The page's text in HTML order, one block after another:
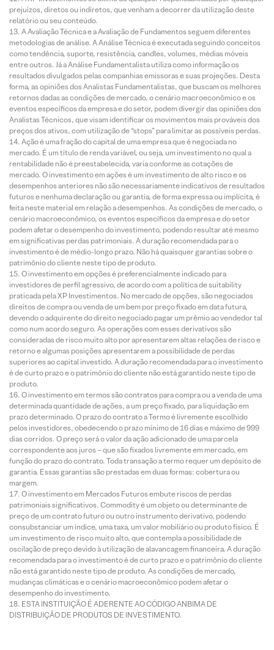
prejuízos, diretos ou indiretos, que venham a decorrer da utilização deste
relatório ou seu conteúdo.
A Avaliação Técnica e a Avaliação de Fundamentos seguem diferentes
metodologias de análise. A Análise Técnica é executada seguindo conceitos
como tendência, suporte, resistência, candles, volumes, médias móveis
entre outros. Já a Análise Fundamentalista utiliza como informação os
resultados divulgados pelas companhias emissoras e suas projeções. Desta
forma, as opiniões dos Analistas Fundamentalistas, que buscam os melhores
retornos dadas as condições de mercado, o cenário macroeconômico e os
eventos específicos da empresa e do setor, podem divergir das opiniões dos
Analistas Técnicos, que visam identificar os movimentos mais prováveis dos
preços dos ativos, com utilização de “stops” para limitar as possíveis perdas.
Ação é uma fração do capital de uma empresa que é negociada no
mercado. É um título de renda variável, ou seja, um investimento no qual a
rentabilidade não é preestabelecida, varia conforme as cotações de
mercado. O investimento em ações é um investimento de alto risco e os
desempenhos anteriores não são necessariamente indicativos de resultados
futuros e nenhuma declaração ou garantia, de forma expressa ou implícita, é
feita neste material em relação a desempenhos. As condições de mercado, o
cenário macroeconômico, os eventos específicos da empresa e do setor
podem afetar o desempenho do investimento, podendo resultar até mesmo
em significativas perdas patrimoniais. A duração recomendada para o
investimento é de médio-longo prazo. Não há quaisquer garantias sobre o
patrimônio do cliente neste tipo de produto.
O investimento em opções é preferencialmente indicado para
investidores de perfil agressivo, de acordo com a política de suitability
praticada pela XP Investimentos. No mercado de opções, são negociados
direitos de compra ou venda de um bem por preço fixado em data futura,
devendo o adquirente do direito negociado pagar um prêmio ao vendedor tal
como num acordo seguro. As operações com esses derivativos são
consideradas de risco muito alto por apresentarem altas relações de risco e
retorno e algumas posições apresentarem a possibilidade de perdas
superiores ao capital investido. A duração recomendada para o investimento
é de curto prazo e o patrimônio do cliente não está garantido neste tipo de
produto.
O investimento em termos são contratos para compra ou a venda de uma
determinada quantidade de ações, a um preço fixado, para liquidação em
prazo determinado. O prazo do contrato a Termo é livremente escolhido
pelos investidores, obedecendo o prazo mínimo de 16 dias e máximo de 999
dias corridos. O preço será o valor da ação adicionado de uma parcela
correspondente aos juros – que são fixados livremente em mercado, em
função do prazo do contrato. Toda transação a termo requer um depósito de
garantia. Essas garantias são prestadas em duas formas: cobertura ou
margem.
O investimento em Mercados Futuros embute riscos de perdas
patrimoniais significativos. Commodity é um objeto ou determinante de
preço de um contrato futuro ou outro instrumento derivativo, podendo
consubstanciar um índice, uma taxa, um valor mobiliário ou produto físico. É
um investimento de risco muito alto, que contempla a possibilidade de
oscilação de preço devido à utilização de alavancagem financeira. A duração
recomendada para o investimento é de curto prazo e o patrimônio do cliente
não está garantido neste tipo de produto. As condições de mercado,
mudanças climáticas e o cenário macroeconômico podem afetar o
desempenho do investimento.
ESTA INSTITUIÇÃO É ADERENTE AO CÓDIGO ANBIMA DE
DISTRIBUIÇÃO DE PRODUTOS DE INVESTIMENTO.